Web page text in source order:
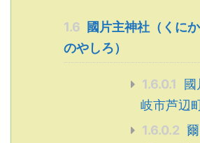
1.6
國片主神社（くに
のやしろ）
1.6.0.1
岐市芦辺町
1.6.0.2